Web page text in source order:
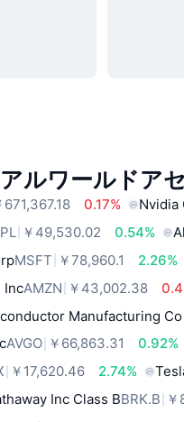
ルワールドア
671,367.18 0.17% Nvidia
￥49,530.02 0.54%
MSFT ￥78,960.1 2.26%
IncAMZN ￥43,002.38
Manufacturing
AVGO ￥66,863.31 0.92%
￥17,620.46 2.74%
Inc Class BBRK.B